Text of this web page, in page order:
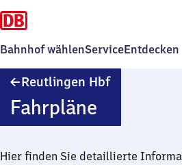
Bahnhof wählenServiceEntdecken
Reutlingen HbfReutlingen
Fahrpläne
Hier finden Sie detaillierte